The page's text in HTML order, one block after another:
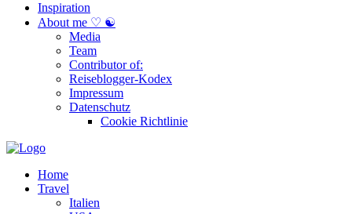
Inspiration
About me ♡ ☯
Media
Team
Contributor of:
Reiseblogger-Kodex
Impressum
Datenschutz
Cookie Richtlinie
Home
Travel
Italien